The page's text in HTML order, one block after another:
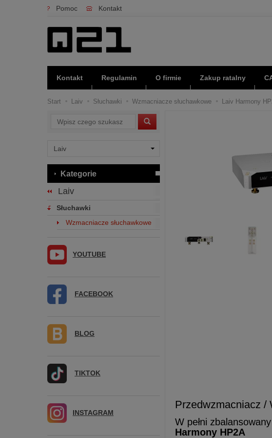
Pomoc Kontakt
Kontakt Regulamin O firmie Zakup ratalny
Start Laiv Słuchawki Wzmacniacze słuchawkowe Laiv Harmony
Przedwzmacniacz /
W pełni
Harmony HP2A
Wyszukaj
Kategorie
Laiv
Słuchawki
Wzmacniacze słuchawkowe
YOUTUBE
FACEBOOK
BLOG
TIKTOK
INSTAGRAM